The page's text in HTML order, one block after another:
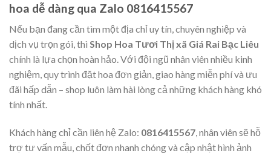
hoa dễ dàng qua Zalo 0816415567
Nếu bạn đang cần tìm một địa chỉ uy tín, chuyên nghiệp và
dịch vụ trọn gói, thìShop Hoa Tươi Thị xã Giá Rai Bạc Liêu
chính là lựa chọn hoàn hảo. Với đội ngũ nhân viên nhiều kinh
nghiệm, quy trình đặt hoa đơn giản, giao hàng miễn phí và ưu
đãi hấp dẫn – shop luôn làm hài lòng cả những khách hàng khó
tính nhất.
Khách hàng chỉ cần liên hệ Zalo: 0816415567, nhân viên sẽ hỗ
trợ tư vấn mẫu, chốt đơn nhanh chóng và cập nhật hình ảnh